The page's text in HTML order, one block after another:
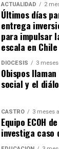
ACTUALIDAD 2
Últimos días
entrega
para impulsar
escala en Chile
DIÓCESIS 3
Obispos
social y el
CASTRO 3 meses
Equipo ECOH
investiga caso